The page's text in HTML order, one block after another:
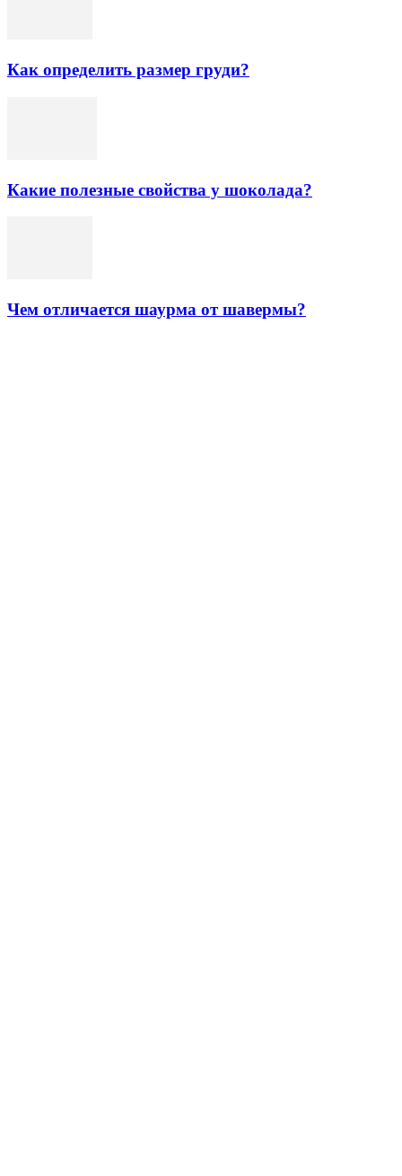
Как определить размер груди?
Какие полезные свойства у шоколада?
Чем отличается шаурма от шавермы?